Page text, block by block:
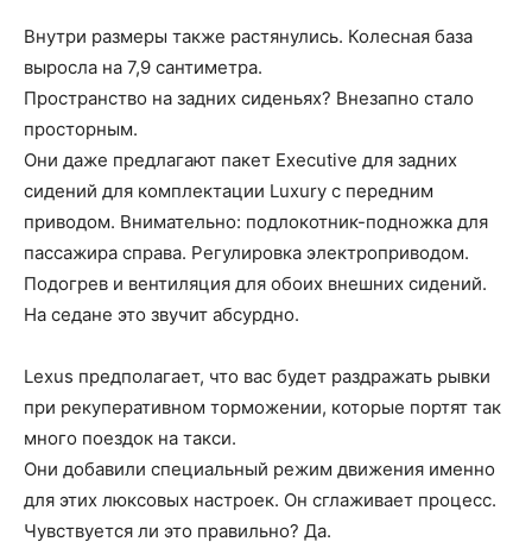
Внутри размеры также растянулись. Колесная база
выросла на 7,9 сантиметра.
Пространство на задних сиденьях? Внезапно стало
просторным.
Они даже предлагают пакет Executive для задних
сидений для комплектации Luxury с передним
приводом. Внимательно: подлокотник-подножка для
пассажира справа. Регулировка электроприводом.
Подогрев и вентиляция для обоих внешних сидений.
На седане это звучит абсурдно.
Lexus предполагает, что вас будет раздражать рывки
при рекуперативном торможении, которые портят так
много поездок на такси.
Они добавили специальный режим движения именно
для этих люксовых настроек. Он сглаживает процесс.
Чувствуется ли это правильно? Да.